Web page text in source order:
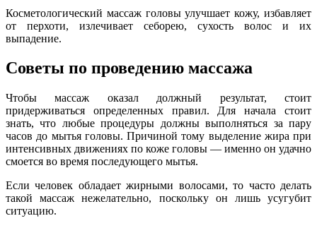
Косметологический массаж головы улучшает кожу, избавляет
от перхоти, излечивает себорею, сухость волос и их
выпадение.
Советы по проведению массажа
Чтобы массаж оказал должный результат, стоит
придерживаться определенных правил. Для начала стоит
знать, что любые процедуры должны выполняться за пару
часов до мытья головы. Причиной тому выделение жира при
интенсивных движениях по коже головы — именно он удачно
смоется во время последующего мытья.
Если человек обладает жирными волосами, то часто делать
такой массаж нежелательно, поскольку он лишь усугубит
ситуацию.